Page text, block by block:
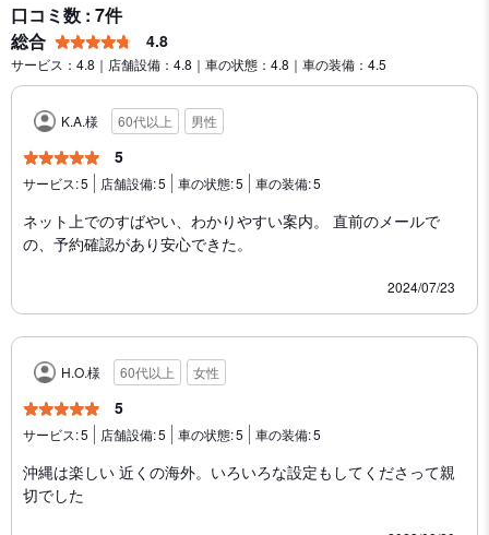
口コミ数 : 7件
総合
4.8
サービス：4.8｜店舗設備：4.8｜車の状態：4.8｜車の装備：4.5
K.A.様 60代以上 男性
5
サービス:5 店舗設備:5 車の状態:5 車の装備:5
ネット上でのすばやい、わかりやすい案内。 直前のメールで
の、予約確認があり安心できた。
2024/07/23
H.O.様 60代以上 女性
5
サービス:5 店舗設備:5 車の状態:5 車の装備:5
沖縄は楽しい 近くの海外。いろいろな設定もしてくださって親
切でした